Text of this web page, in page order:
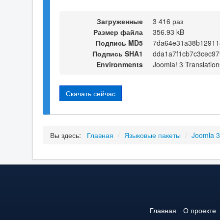
Загруженные
3 416 раз
Размер файла
356.93 kB
Подпись MD5
Подпись SHA1
Environments
Joomla! 3
Скачать сейчас
Вы здесь: Главная / Языковые пакеты / Joomla
Главная О проекте